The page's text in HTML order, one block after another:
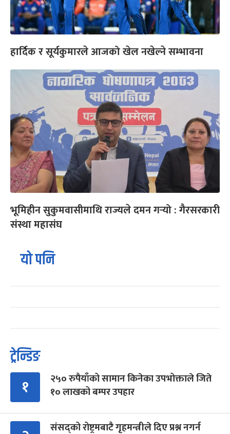
हार्दिक र सूर्यकुमारले आजको खेल नखेल्ने सम्भावना
भूमिहीन सुकुमवासीमाथि राज्यले दमन गर्‍यो : गैरसरकारी
संस्था महासंघ
यो पनि
ट्रेन्डिङ
१
२५० रुपैयाँको सामान किनेका उपभोक्ताले जिते
१० लाखको बम्पर उपहार
संसद्को रोष्ट्रमबाटै गृहमन्त्रीले दिए प्रश्न नगर्न